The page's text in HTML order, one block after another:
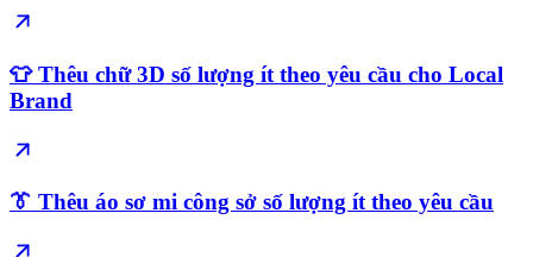
👕 Thêu chữ 3D số lượng ít theo yêu cầu cho Local
Brand
👔 Thêu áo sơ mi công sở số lượng ít theo yêu cầu